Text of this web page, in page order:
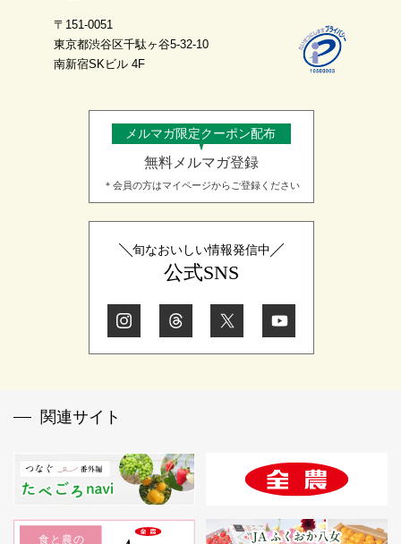
〒151-0051
東京都渋谷区千駄ヶ谷5-32-10
南新宿SKビル 4F
メルマガ限定クーポン配布
無料メルマガ登録
＊会員の方はマイページからご登録ください
旬なおいしい情報発信中
公式SNS
関連サイト